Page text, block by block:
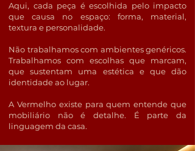
Aqui, cada peça é escolhida pelo impacto
que causa no espaço: forma, material,
textura e personalidade.
Não trabalhamos com ambientes genéricos.
Trabalhamos com escolhas que marcam,
que sustentam uma estética e que dão
identidade ao lugar.
A Vermelho existe para quem entende que
mobiliário não é detalhe. É parte da
linguagem da casa.